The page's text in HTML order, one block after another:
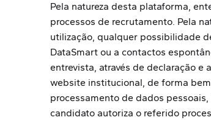
Pela natureza desta plataforma,
processos de recrutamento. Pela
utilização, qualquer possibilidade
DataSmart ou a contactos
entrevista, através de declaração
website institucional, de forma
processamento de dados
candidato autoriza o referido